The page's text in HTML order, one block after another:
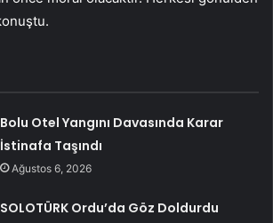
Bolu Otel Yangını Davasında Karar
İstinafa Taşındı
Ağustos 6, 2026
SOLOTÜRK Ordu’da Göz Doldurdu